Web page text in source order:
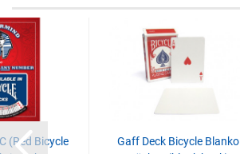
(Red Bicycle
Gaff Deck Bicycle Blanko